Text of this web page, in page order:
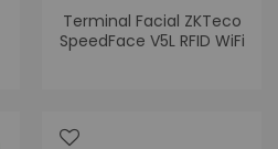
Terminal Facial ZKTeco
SpeedFace V5L RFID WiFi